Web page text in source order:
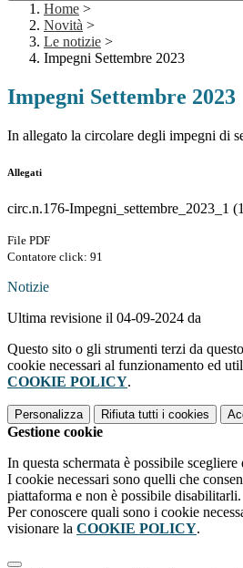
Home >
Novità >
Le notizie >
Impegni Settembre 2023
Impegni Settembre 2023
In allegato la circolare degli impegni di
Allegati
circ.n.176-Impegni_settembre_2023_1
File PDF
Contatore click: 91
Notizie
Ultima revisione il 04-09-2024 da
Questo sito o gli strumenti terzi da
cookie necessari al funzionamento ed
COOKIE POLICY.
Personalizza Rifiuta tutti i cookies
Gestione cookie
In questa schermata è possibile
I cookie necessari sono quelli che
piattaforma e non è possibile disabilitarli.
Per conoscere quali sono i cookie
visionare la COOKIE POLICY.